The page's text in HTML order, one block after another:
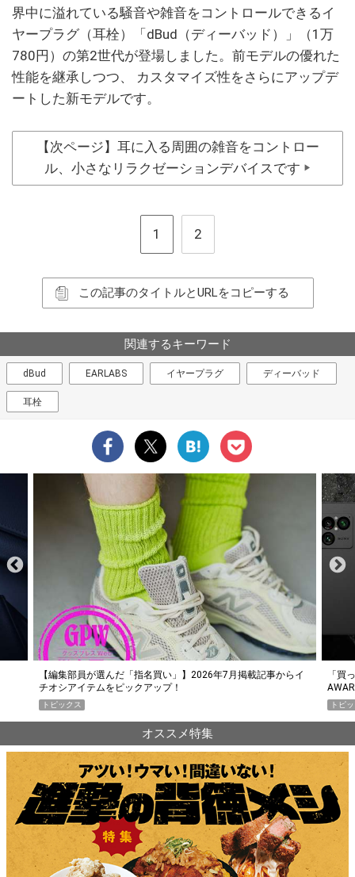
界中に溢れている騒音や雑音をコントロールできるイ
ヤープラグ（耳栓）「dBud（ディーバッド）」（1万
780円）の第2世代が登場しました。前モデルの優れた
性能を継承しつつ、 カスタマイズ性をさらにアップデ
ートした新モデルです。
【次ページ】耳に入る周囲の雑音をコントロー
ル、小さなリラクゼーションデバイスです
▶
1 2
この記事のタイトルとURLをコピーする
関連するキーワード
dBud EARLABS イヤープラグ ディーバッド
耳栓
「買って損なし」の極上スマホ5選【GoodsPress 2026上半期
AWARD】
トピックス
薄着
PR
オススメ特集